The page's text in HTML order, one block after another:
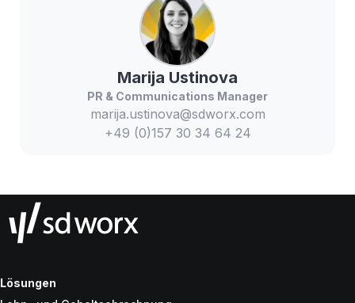
Marija Ustinova
PR & Communications Manager
marija.ustinova@sdworx.com
+49 (0)157 30 34 64 24
Lösungen